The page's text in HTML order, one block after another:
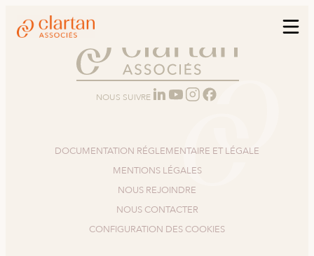
NOUS SUIVRE
DOCUMENTATION RÉGLEMENTAIRE ET LÉGALE
MENTIONS LÉGALES
NOUS REJOINDRE
NOUS CONTACTER
CONFIGURATION DES COOKIES